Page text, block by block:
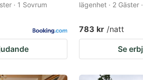
· 1 Sovrum lägenhet · 2 Gäster
783 kr /natt
Se